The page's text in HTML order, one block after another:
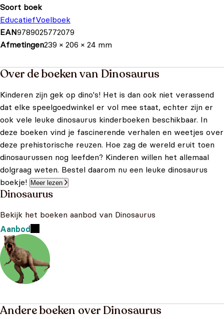
Soort boek
EducatiefVoelboek
EAN9789025772079
Afmetingen239 × 206 × 24 mm
Over de boeken van Dinosaurus
Kinderen zijn gek op dino's! Het is dan ook niet verassend
dat elke speelgoedwinkel er vol mee staat, echter zijn er
ook vele leuke dinosaurus kinderboeken beschikbaar. In
deze boeken vind je fascinerende verhalen en weetjes over
deze prehistorische reuzen. Hoe zag de wereld eruit toen
dinosaurussen nog leefden? Kinderen willen het allemaal
dolgraag weten. Bestel daarom nu een leuke dinosaurus
boekje!
Meer lezen
Dinosaurus
Bekijk het boeken aanbod van Dinosaurus
Aanbod
Andere boeken over Dinosaurus